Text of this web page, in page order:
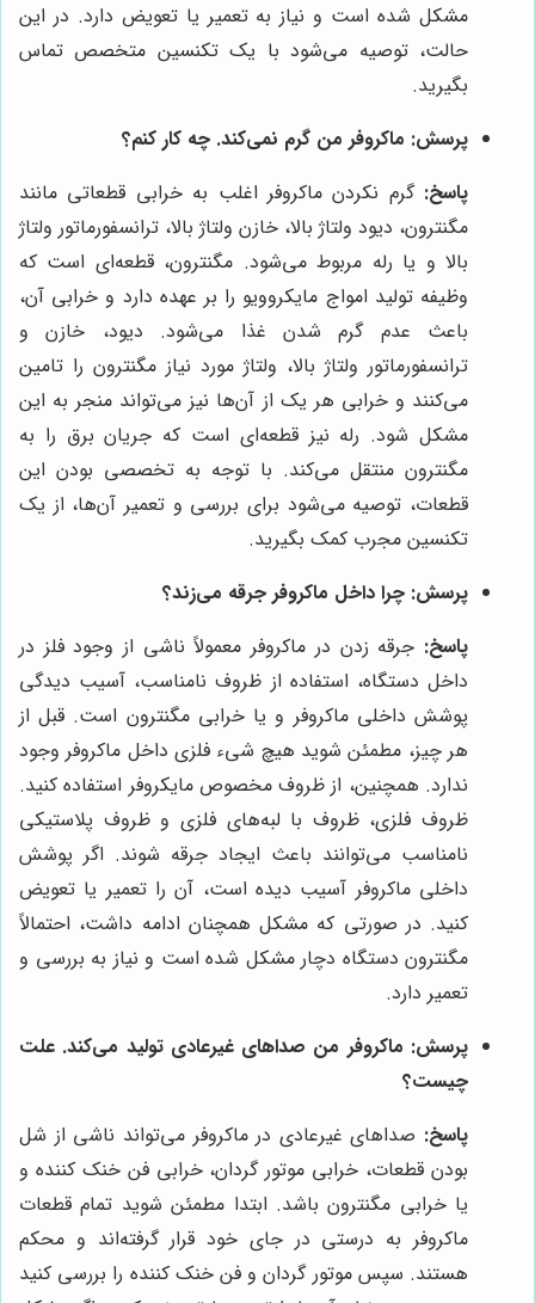
مشکل شده است و نیاز به تعمیر یا تعویض دارد. در این
حالت، توصیه می‌شود با یک تکنسین متخصص تماس
بگیرید.
پرسش: ماکروفر من گرم نمی‌کند. چه کار کنم؟
پاسخ: گرم نکردن ماکروفر اغلب به خرابی قطعاتی مانند
مگنترون، دیود ولتاژ بالا، خازن ولتاژ بالا، ترانسفورماتور ولتاژ
بالا و یا رله مربوط می‌شود. مگنترون، قطعه‌ای است که
وظیفه تولید امواج مایکروویو را بر عهده دارد و خرابی آن،
باعث عدم گرم شدن غذا می‌شود. دیود، خازن و
ترانسفورماتور ولتاژ بالا، ولتاژ مورد نیاز مگنترون را تامین
می‌کنند و خرابی هر یک از آن‌ها نیز می‌تواند منجر به این
مشکل شود. رله نیز قطعه‌ای است که جریان برق را به
مگنترون منتقل می‌کند. با توجه به تخصصی بودن این
قطعات، توصیه می‌شود برای بررسی و تعمیر آن‌ها، از یک
تکنسین مجرب کمک بگیرید.
پرسش: چرا داخل ماکروفر جرقه می‌زند؟
پاسخ: جرقه زدن در ماکروفر معمولاً ناشی از وجود فلز در
داخل دستگاه، استفاده از ظروف نامناسب، آسیب دیدگی
پوشش داخلی ماکروفر و یا خرابی مگنترون است. قبل از
هر چیز، مطمئن شوید هیچ شیء فلزی داخل ماکروفر وجود
ندارد. همچنین، از ظروف مخصوص مایکروفر استفاده کنید.
ظروف فلزی، ظروف با لبه‌های فلزی و ظروف پلاستیکی
نامناسب می‌توانند باعث ایجاد جرقه شوند. اگر پوشش
داخلی ماکروفر آسیب دیده است، آن را تعمیر یا تعویض
کنید. در صورتی که مشکل همچنان ادامه داشت، احتمالاً
مگنترون دستگاه دچار مشکل شده است و نیاز به بررسی و
تعمیر دارد.
پرسش: ماکروفر من صداهای غیرعادی تولید می‌کند. علت
چیست؟
پاسخ: صداهای غیرعادی در ماکروفر می‌تواند ناشی از شل
بودن قطعات، خرابی موتور گردان، خرابی فن خنک کننده و
یا خرابی مگنترون باشد. ابتدا مطمئن شوید تمام قطعات
ماکروفر به درستی در جای خود قرار گرفته‌اند و محکم
هستند. سپس موتور گردان و فن خنک کننده را بررسی کنید